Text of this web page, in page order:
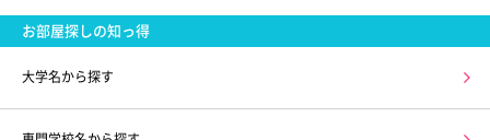
お部屋探しの知っ得
大学名から探す